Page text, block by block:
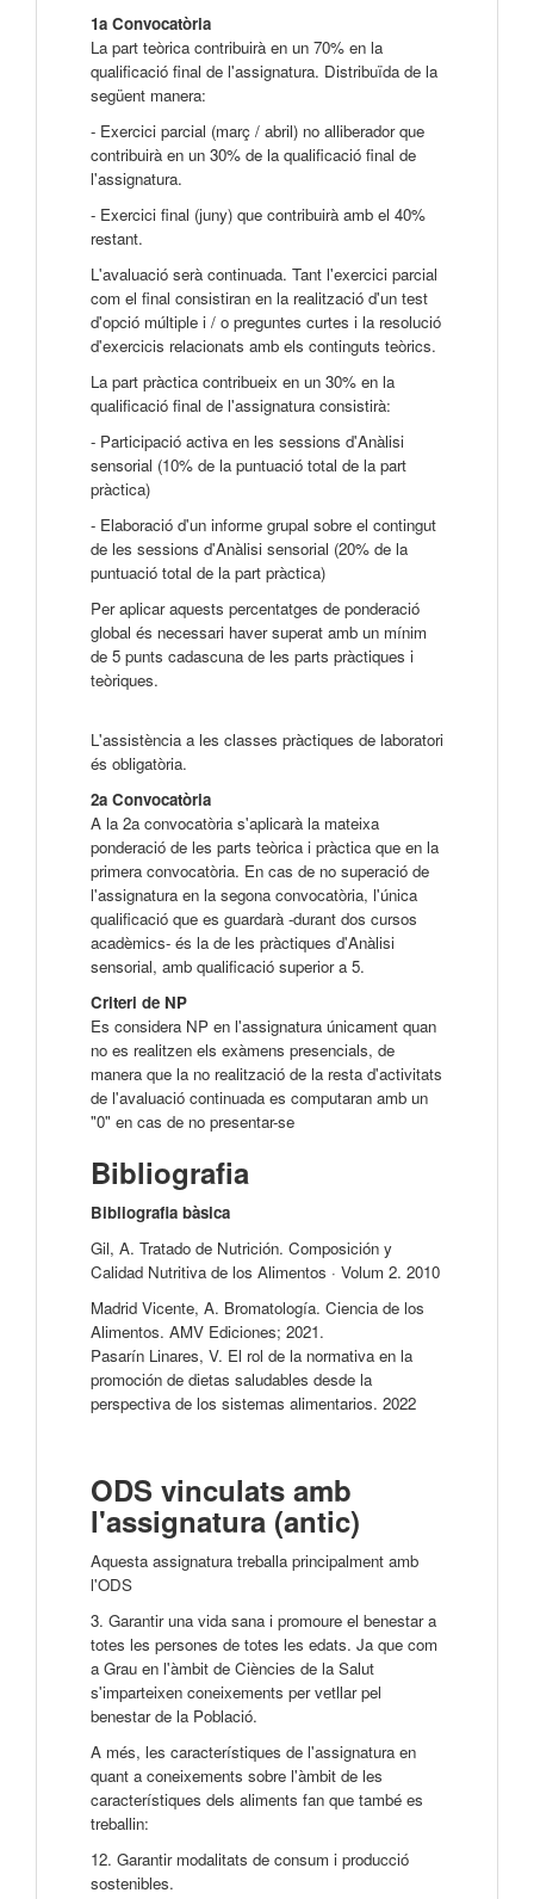
1a Convocatòria
La part teòrica contribuirà en un 70% en la
qualificació final de l'assignatura. Distribuïda de la
següent manera:
- Exercici parcial (març / abril) no alliberador que
contribuirà en un 30% de la qualificació final de
l'assignatura.
- Exercici final (juny) que contribuirà amb el 40%
restant.
L'avaluació serà continuada. Tant l'exercici parcial
com el final consistiran en la realització d'un test
d'opció múltiple i / o preguntes curtes i la resolució
d'exercicis relacionats amb els continguts teòrics.
La part pràctica contribueix en un 30% en la
qualificació final de l'assignatura consistirà:
- Participació activa en les sessions d'Anàlisi
sensorial (10% de la puntuació total de la part
pràctica)
- Elaboració d'un informe grupal sobre el contingut
de les sessions d'Anàlisi sensorial (20% de la
puntuació total de la part pràctica)
Per aplicar aquests percentatges de ponderació
global és necessari haver superat amb un mínim
de 5 punts cadascuna de les parts pràctiques i
teòriques.
L'assistència a les classes pràctiques de laboratori
és obligatòria.
2a Convocatòria
A la 2a convocatòria s'aplicarà la mateixa
ponderació de les parts teòrica i pràctica que en la
primera convocatòria. En cas de no superació de
l'assignatura en la segona convocatòria, l'única
qualificació que es guardarà -durant dos cursos
acadèmics- és la de les pràctiques d'Anàlisi
sensorial, amb qualificació superior a 5.
Criteri de NP
Es considera NP en l'assignatura únicament quan
no es realitzen els exàmens presencials, de
manera que la no realització de la resta d'activitats
de l'avaluació continuada es computaran amb un
"0" en cas de no presentar-se
Bibliografia
Bibliografia bàsica
Gil, A. Tratado de Nutrición. Composición y
Calidad Nutritiva de los Alimentos · Volum 2. 2010
Madrid Vicente, A. Bromatología. Ciencia de los
Alimentos. AMV Ediciones; 2021.
Pasarín Linares, V. El rol de la normativa en la
promoción de dietas saludables desde la
perspectiva de los sistemas alimentarios. 2022
ODS vinculats amb
l'assignatura (antic)
Aquesta assignatura treballa principalment amb
l'ODS
3. Garantir una vida sana i promoure el benestar a
totes les persones de totes les edats. Ja que com
a Grau en l'àmbit de Ciències de la Salut
s'imparteixen coneixements per vetllar pel
benestar de la Població.
A més, les característiques de l'assignatura en
quant a coneixements sobre l'àmbit de les
característiques dels aliments fan que també es
treballin:
12. Garantir modalitats de consum i producció
sostenibles.